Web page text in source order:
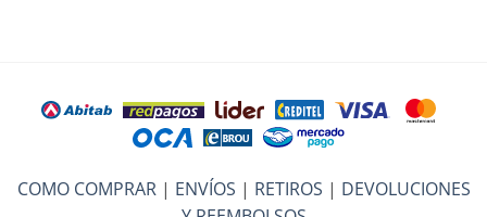
COMO COMPRAR| ENVÍOS | RETIROS | DEVOLUCIONES